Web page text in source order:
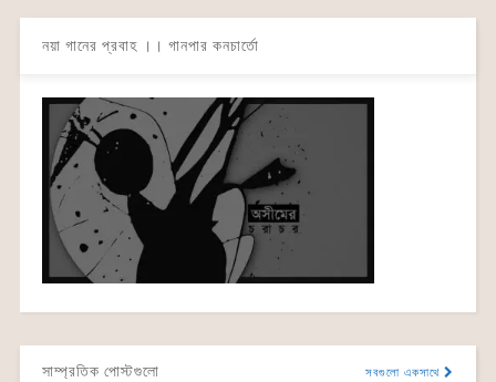
নয়া গানের প্রবাহ ।। গানপার কনচার্তো
সাম্প্রতিক পোস্টগুলো সবগুলো একসাথে